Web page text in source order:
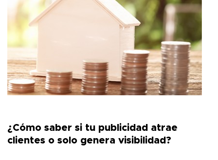
¿Cómo saber si tu publicidad atrae
clientes o solo genera visibilidad?